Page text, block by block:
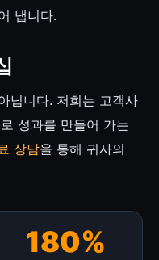
냅니다.
닙니다. 저희는 고객사
성과를 만들어 가는
상담을 통해 귀사의
180%